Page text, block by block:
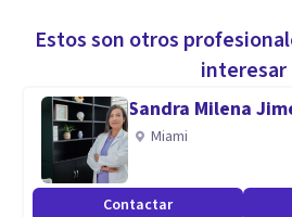
Trabajo con población en situación
Constelaciones Familiares
Psicoterapia individual y grupal en
Estos son otros
interesar
Sandra Milena
Miami
Contactar